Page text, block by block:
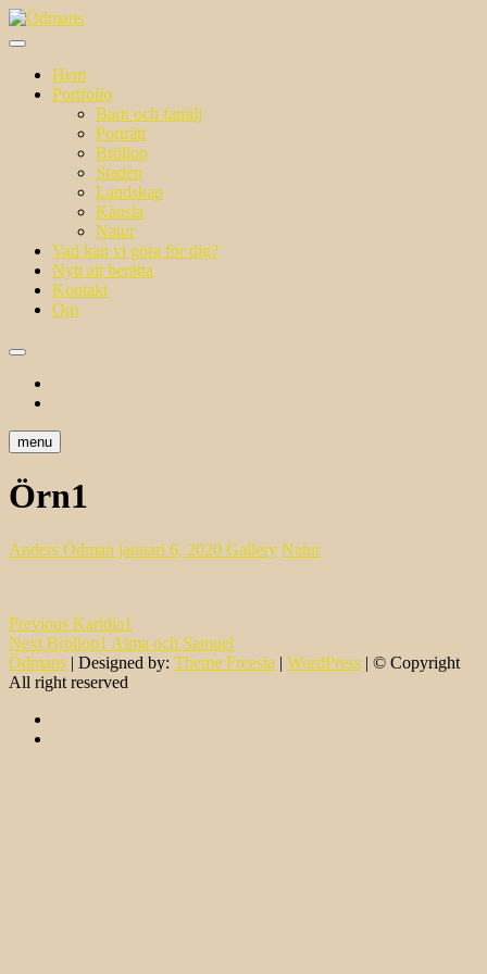
Skip
to
Ödmans
i ett annat ljus
Hem
Portfolio
Barn och familj
Porträtt
Bröllop
Staden
Landskap
Känsla
Natur
Vad kan vi göra för dig?
Nytt att berätta
Kontakt
Om
menu
Örn1
Anders Ödman januari 6, 2020 Gallery Natur
Inläggsnavigering
Previous Previous
post:
Karidia1
Next Next
post:
Bröllop1 Alma och Samuel
Ödmans | Designed by: Theme Freesia | WordPress | © Copyright
All right reserved